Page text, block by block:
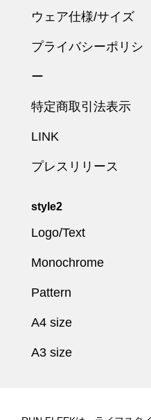
ウェア仕様/サイズ
プライバシーポリシ
ー
特定商取引法表示
LINK
プレスリリース
style2
Logo/Text
Monochrome
Pattern
A4 size
A3 size